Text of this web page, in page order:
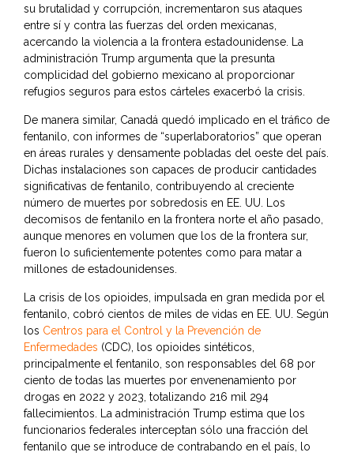
su brutalidad y corrupción, incrementaron sus ataques
entre sí y contra las fuerzas del orden mexicanas,
acercando la violencia a la frontera estadounidense. La
administración Trump argumenta que la presunta
complicidad del gobierno mexicano al proporcionar
refugios seguros para estos cárteles exacerbó la crisis.
De manera similar, Canadá quedó implicado en el tráfico de
fentanilo, con informes de “superlaboratorios” que operan
en áreas rurales y densamente pobladas del oeste del país.
Dichas instalaciones son capaces de producir cantidades
significativas de fentanilo, contribuyendo al creciente
número de muertes por sobredosis en EE. UU. Los
decomisos de fentanilo en la frontera norte el año pasado,
aunque menores en volumen que los de la frontera sur,
fueron lo suficientemente potentes como para matar a
millones de estadounidenses.
La crisis de los opioides, impulsada en gran medida por el
fentanilo, cobró cientos de miles de vidas en EE. UU. Según
los Centros para el Control y la Prevención de
Enfermedades (CDC), los opioides sintéticos,
principalmente el fentanilo, son responsables del 68 por
ciento de todas las muertes por envenenamiento por
drogas en 2022 y 2023, totalizando 216 mil 294
fallecimientos. La administración Trump estima que los
funcionarios federales interceptan sólo una fracción del
fentanilo que se introduce de contrabando en el país, lo